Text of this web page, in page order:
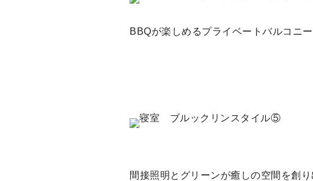
BBQが楽しめるプライベートバルコニー
間接照明とグリーンが癒しの空間を創